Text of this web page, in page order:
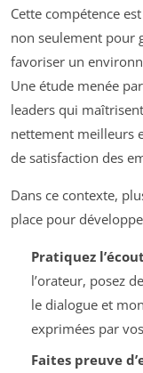
Cette compétence
non seulement pour
favoriser un
Une étude menée
leaders qui
nettement meilleurs
de satisfaction des
Dans ce contexte,
place pour
Pratiquez
l’orateur, posez
le dialogue et
exprimées par
Faites preuve